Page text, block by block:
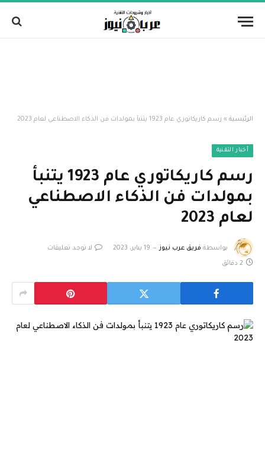
الرئيسية » رسم كاريكاتوري عام 1923 يتنبأ بمولدات فن الذكاء الاصطناعي لعام 2023
أخبار التقنية
رسم كاريكاتوري عام 1923 يتنبأ
بمولدات فن الذكاء الاصطناعي
لعام 2023
بواسطة فريق عرب نيوز 19 يناير، 2023 لا توجد تعليقات
2 دقائق